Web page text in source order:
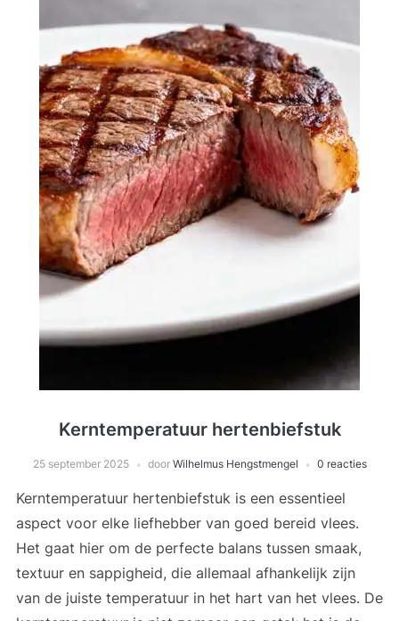
Kerntemperatuur hertenbiefstuk
25 september 2025 door Wilhelmus Hengstmengel 0 reacties
Kerntemperatuur hertenbiefstuk is een essentieel
aspect voor elke liefhebber van goed bereid vlees.
Het gaat hier om de perfecte balans tussen smaak,
textuur en sappigheid, die allemaal afhankelijk zijn
van de juiste temperatuur in het hart van het vlees. De